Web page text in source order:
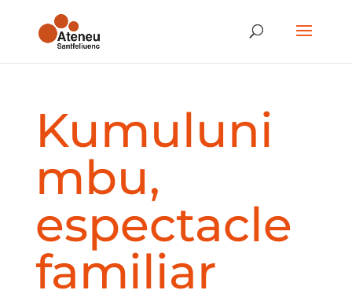
Kumuluni
mbu,
espectacle
familiar